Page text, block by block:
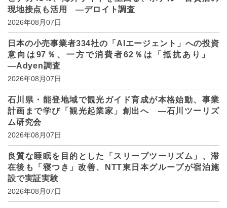
現地接点も活用 ―デロイト調査
2026年08月07日
日本の小売事業者334社の「AIエージェント」への投資
意向は97％、一方で消費者62％は「抵抗あり」
―Adyen調査
2026年08月07日
石川県・能登地域で観光ガイド育成が本格始動、事業
計画まで学び「観光起業家」創出へ ―石川ツーリズ
ム研究会
2026年08月07日
良質な睡眠を目的とした「スリープツーリズム」、滞
在後も「寝つき」改善、NTT東日本グループが宿泊施
設で実証実験
2026年08月07日